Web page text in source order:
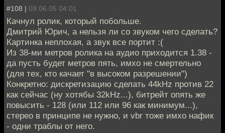
#108 | 09.06.05 04:01
Качнул ролик, который побольше.
Дмитрий Юрич, а нельзя ли со звуком чего сделать?
Картинка неплохая, а звук все портит :(
Из 38-ми метров ролика на аудио приходится 1.38 -
да пусть будет метров пять, имхо не смертельно
(для тех, кто качает "в высоком разрешении")
Конкретно: дискретизацию сделать 44kHz против 22
как сейчас (ну хотябы 32kHz...), битрейт опять же
повысить - 128 (или 112 или 96 как минимум...),
стерео в принципе не нужно, и vbr тоже имхо нафик
- одни траблы от него.